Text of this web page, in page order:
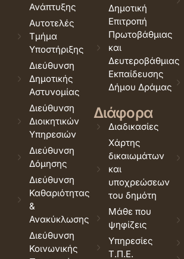
Ανάπτυξης
Αυτοτελές
Τμήμα
Υποστήριξης
Διεύθυνση
Δημοτικής
Αστυνομίας
Διεύθυνση
Διοικητικών
Υπηρεσιών
Διεύθυνση
Δόμησης
Διεύθυνση
Καθαριότητας
&
Ανακύκλωσης
Διεύθυνση
Κοινωνικής
Δημοτική
Επιτροπή
Πρωτοβάθμιας
και
Δευτεροβάθμιας
Εκπαίδευσης
Δήμου Δράμας
Διάφορα
Διαδικασίες
Χάρτης
δικαιωμάτων
και
υποχρεώσεων
του δημότη
Μάθε που
ψηφίζεις
Υπηρεσίες
Τ.Π.Ε.